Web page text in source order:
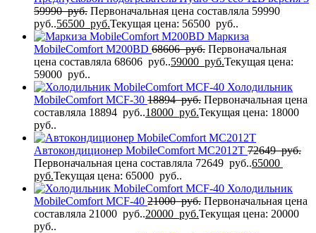
59990руб. Первоначальная цена составляла 59990
руб..56500 руб.Текущая цена: 56500 руб..
Маркиза
MobileComfort M200BD 68606руб. Первоначальная
цена составляла 68606 руб..59000 руб.Текущая цена:
59000 руб..
Холодильник
MobileComfort MCF-30 18894руб. Первоначальная цена
составляла 18894 руб..18000 руб.Текущая цена: 18000
руб..
Автокондиционер MobileComfort MC2012T 72649руб.
Первоначальная цена составляла 72649 руб..65000
руб.Текущая цена: 65000 руб..
Холодильник
MobileComfort MCF-40 21000руб. Первоначальная цена
составляла 21000 руб..20000 руб.Текущая цена: 20000
руб..